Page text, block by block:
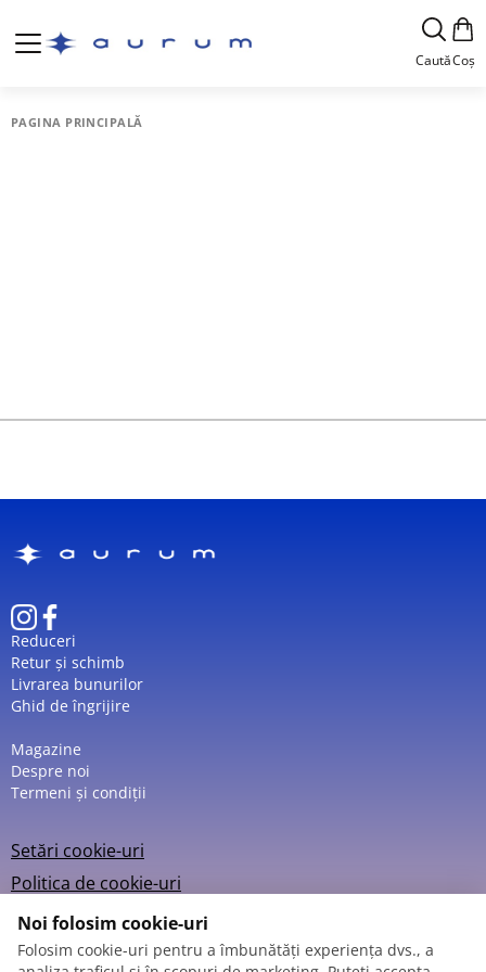
CautăCoș
PAGINA PRINCIPALĂ
Reduceri
Retur și schimb
Livrarea bunurilor
Ghid de îngrijire
Magazine
Despre noi
Termeni și condiții
Setări cookie-uri
Politica de cookie-uri
Noi folosim cookie-uri
Folosim cookie-uri pentru a îmbunătăți experiența dvs., a